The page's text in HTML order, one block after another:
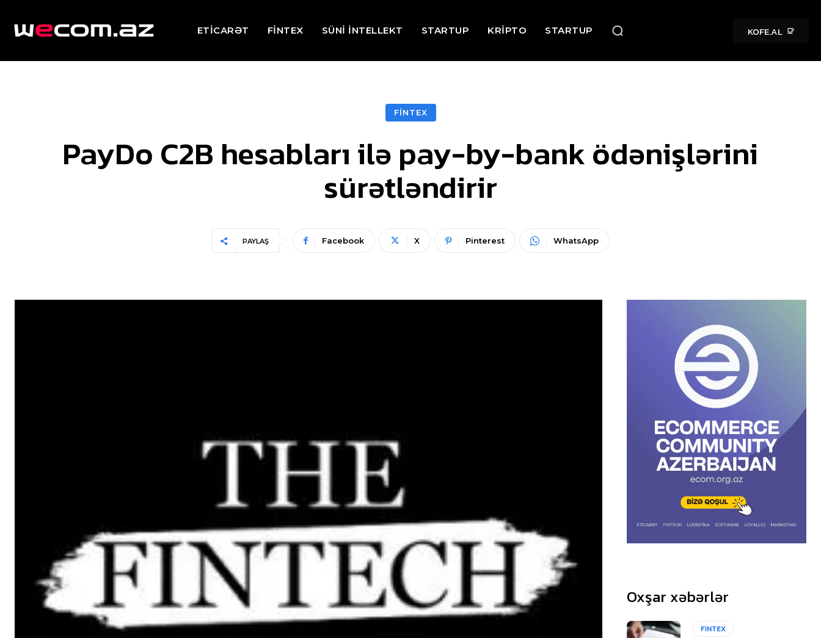
ETİCARƏT FİNTEX SÜNİ İNTELLEKT STARTUP KRİPTO STARTUP KOFE.AL
FİNTEX
PayDo C2B hesabları ilə pay-by-bank ödənişlərini
sürətləndirir
PAYLAŞ Facebook X Pinterest WhatsApp
Oxşar xəbərlər
FİNTEX